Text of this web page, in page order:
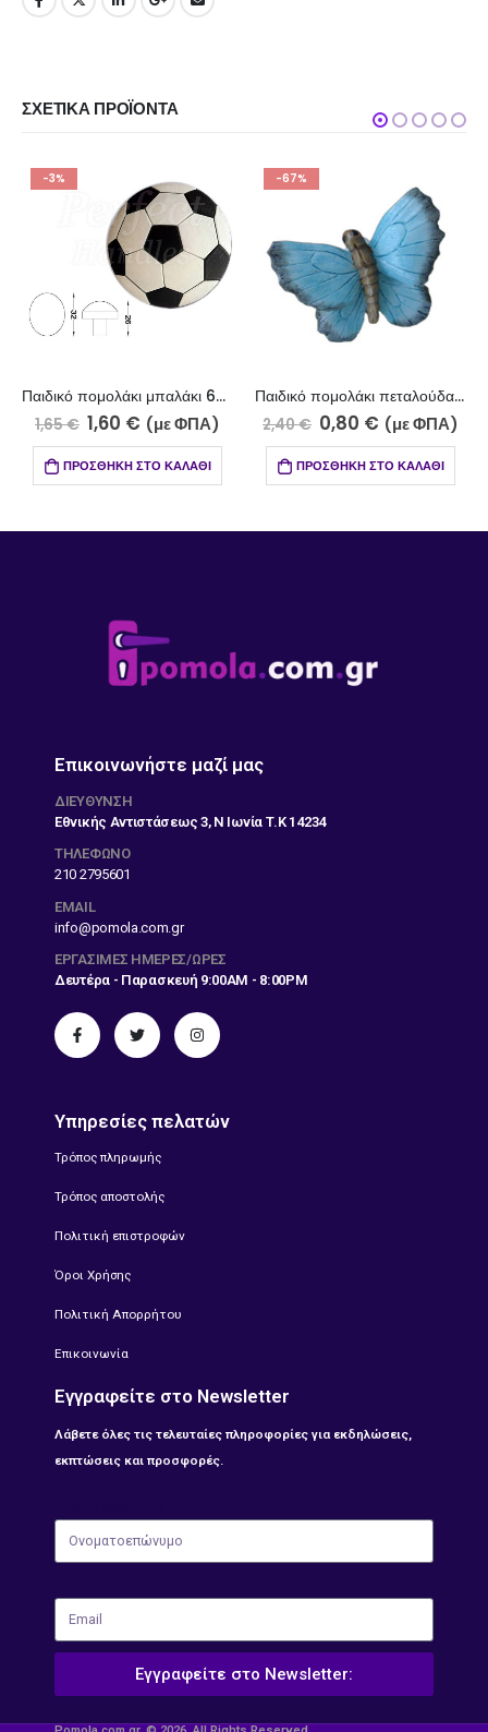
ΣΧΕΤΙΚΆ ΠΡΟΪΌΝΤΑ
Παιδικό πομολάκι μπαλάκι 629-22/1
€ (με ΦΠΑ)
ΣΤΟ ΚΑΛΆΘΙ
-67%
Παιδικό πομολάκι πεταλούδα μπλε 608-19
2,40€ 0,80 € (με ΦΠΑ)
ΠΡΟΣΘΉΚΗ ΣΤΟ ΚΑΛΆΘΙ
1,90€
Επικοινωνήστε μαζί μας
ΔΙΕΎΘΥΝΣΗ
Εθνικής Αντιστάσεως 3, Ν Ιωνία Τ.Κ 14234
ΤΗΛΕΦΩΝΟ
210 2795601
EMAIL
info@pomola.com.gr
ΕΡΓΆΣΙΜΕΣ ΗΜΈΡΕΣ/ΏΡΕΣ
Δευτέρα - Παρασκευή 9:00AM - 8:00PM
Υπηρεσίες πελατών
Τρόπος πληρωμής
Τρόπος αποστολής
Πολιτική επιστροφών
Όροι Χρήσης
Πολιτική Απορρήτου
Επικοινωνία
Εγγραφείτε στο Newsletter
Λάβετε όλες τις τελευταίες πληροφορίες για εκδηλώσεις,
εκπτώσεις και προσφορές.
Εγγραφείτε στο Newsletter: